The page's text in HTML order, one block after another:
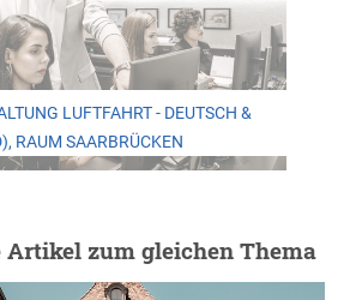
LUFTFAHRT - DEUTSCH &
RAUM SAARBRÜCKEN
Artikel zum gleichen Thema